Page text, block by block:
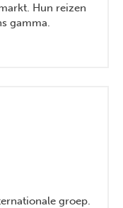
Hun reizen
gamma.
groep.